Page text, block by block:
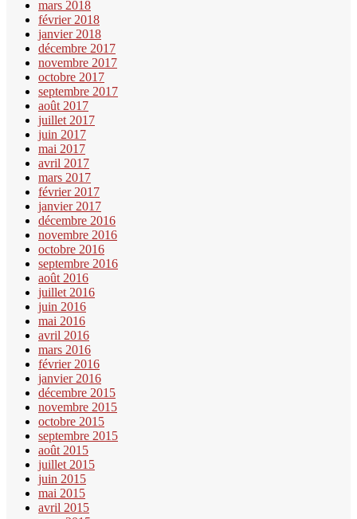
mars 2018
février 2018
janvier 2018
décembre 2017
novembre 2017
octobre 2017
septembre 2017
août 2017
juillet 2017
juin 2017
mai 2017
avril 2017
mars 2017
février 2017
janvier 2017
décembre 2016
novembre 2016
octobre 2016
septembre 2016
août 2016
juillet 2016
juin 2016
mai 2016
avril 2016
mars 2016
février 2016
janvier 2016
décembre 2015
novembre 2015
octobre 2015
septembre 2015
août 2015
juillet 2015
juin 2015
mai 2015
avril 2015